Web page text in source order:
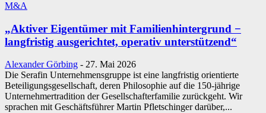
M&A
„Aktiver Eigentümer mit Familienhintergrund −
langfristig ausgerichtet, operativ unterstützend“
Alexander Görbing - 27. Mai 2026
Die Serafin Unternehmensgruppe ist eine langfristig orientierte
Beteiligungsgesellschaft, deren Philosophie auf die 150-jährige
Unternehmertradition der Gesellschafterfamilie zurückgeht. Wir
sprachen mit Geschäftsführer Martin Pfletschinger darüber,...